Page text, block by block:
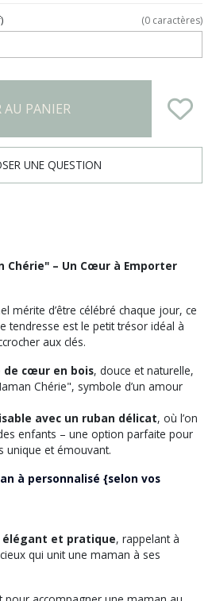
(0 caractères)
AU PANIER
UNE QUESTION
Chérie" – Un Cœur à Emporter
mérite d’être célébré chaque jour, ce
tendresse est le petit trésor idéal à
aux clés.
cœur en bois, douce et naturelle,
Chérie", symbole d’un amour
avec un ruban délicat, où l’on
enfants – une option parfaite pour
unique et émouvant.
à personnalisé {selon vos
élégant et pratique, rappelant à
qui unit une maman à ses